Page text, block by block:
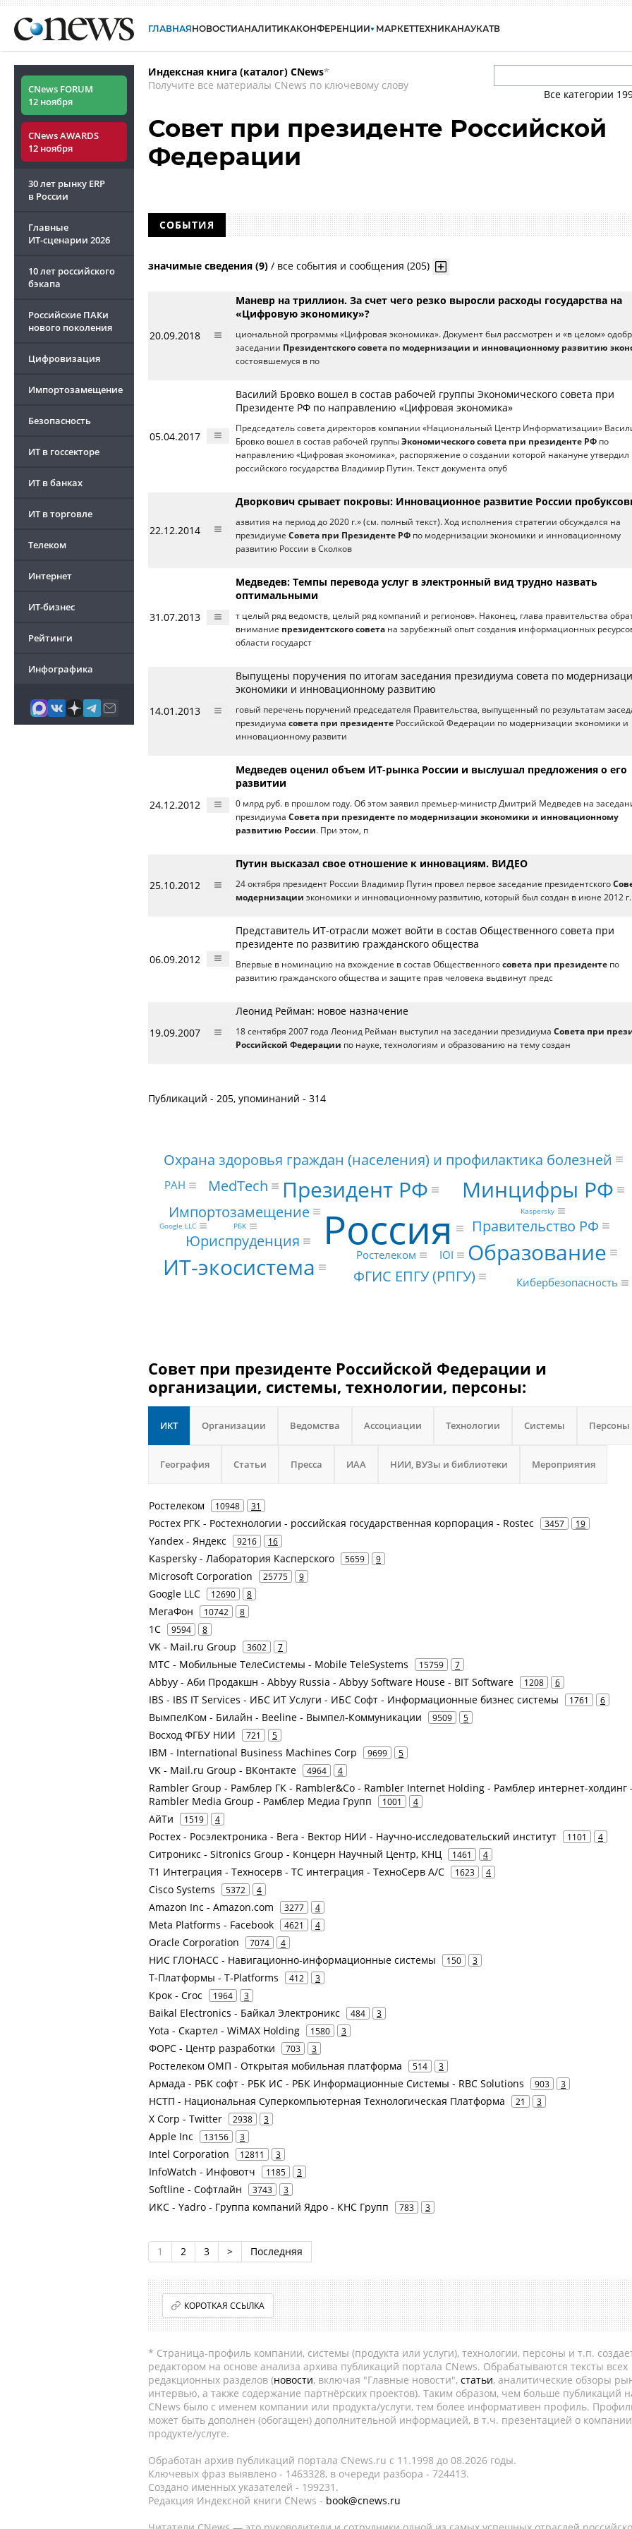
ГЛАВНАЯНОВОСТИАНАЛИТИКАКОНФЕРЕНЦИИ МАРКЕТТЕХНИКАНАУКАТВ
CNews FORUM
12 ноября
CNews AWARDS
12 ноября
30 лет рынку ERP
в России
Главные
ИТ-сценарии 2026
10 лет российского
бэкапа
Российские ПАКи
нового поколения
Цифровизация
Импортозамещение
Безопасность
ИТ в госсекторе
ИТ в банках
ИТ в торговле
Телеком
Интернет
ИТ-бизнес
Рейтинги
Инфографика
Индексная книга (каталог) CNews*
Получите все материалы CNews по ключевому слову
Все категории
Совет при президенте Российской
Федерации
СОБЫТИЯ
значимые сведения (9) / все события и сообщения (205)
20.09.2018
Маневр на триллион. За счет чего резко выросли расходы государства на
«Цифровую экономику»?
циональной программы «Цифровая экономика». Документ был рассмотрен и «в целом»
заседании Президентского совета по модернизации и инновационному развитию
состоявшемуся в по
05.04.2017
Василий Бровко вошел в состав рабочей группы Экономического совета при
Президенте РФ по направлению «Цифровая экономика»
Председатель совета директоров компании «Национальный Центр Информатизации»
Бровко вошел в состав рабочей группы Экономического совета при президенте РФ по
направлению «Цифровая экономика», распоряжение о создании которой накануне утвердил
российского государства Владимир Путин. Текст документа опуб
22.12.2014
Дворкович срывает покровы: Инновационное развитие России
азвития на период до 2020 г.» (см. полный текст). Ход исполнения стратегии обсуждался на
президиуме Совета при Президенте РФ по модернизации экономики и инновационному
развитию России в Сколков
31.07.2013
Медведев: Темпы перевода услуг в электронный вид трудно назвать
оптимальными
т целый ряд ведомств, целый ряд компаний и регионов». Наконец, глава правительства
внимание президентского совета на зарубежный опыт создания информационных
области государст
14.01.2013
Выпущены поручения по итогам заседания президиума совета по
экономики и инновационному развитию
говый перечень поручений председателя Правительства, выпущенный по результатам
президиума совета при президенте Российской Федерации по модернизации экономики и
инновационному развити
24.12.2012
Медведев оценил объем ИТ-рынка России и выслушал предложения о его
развитии
0 млрд руб. в прошлом году. Об этом заявил премьер-министр Дмитрий Медведев на
президиума Совета при президенте по модернизации экономики и инновационному
развитию России. При этом, п
25.10.2012
Путин высказал свое отношение к инновациям. ВИДЕО
24 октября президент России Владимир Путин провел первое заседание президентского
модернизации экономики и инновационному развитию, который был создан в июне 2012 г.
06.09.2012
Представитель ИТ-отрасли может войти в состав Общественного совета при
президенте по развитию гражданского общества
Впервые в номинацию на вхождение в состав Общественного совета при президенте по
развитию гражданского общества и защите прав человека выдвинут предс
19.09.2007
Леонид Рейман: новое назначение
18 сентября 2007 года Леонид Рейман выступил на заседании президиума Совета при
Российской Федерации по науке, технологиям и образованию на тему создан
Публикаций - 205, упоминаний - 314
Россия
Минцифры РФ
Президент РФ
Образование
ИТ-экосистема
Правительство РФ
Импортозамещение
Юриспруденция
MedTech
ФГИС ЕПГУ (РПГУ)
Охрана здоровья граждан (населения) и профилактика болезней
Кибербезопасность
Ростелеком IOI
РАН
Kaspersky
РБК
Google LLC
Совет при президенте Российской Федерации и
организации, системы, технологии, персоны:
ИКТ Организации Ведомства Ассоциации Технологии Системы Персоны
География Статьи Пресса ИАА НИИ, ВУЗы и библиотеки Мероприятия
Ростелеком 10948 31
Ростех РГК - Ростехнологии - российская государственная корпорация - Rostec 3457 19
Yandex - Яндекс 9216 16
Kaspersky - Лаборатория Касперского 5659 9
Microsoft Corporation 25775 9
Google LLC 12690 8
МегаФон 10742 8
1С 9594 8
VK - Mail.ru Group 3602 7
МТС - Мобильные ТелеСистемы - Mobile TeleSystems 15759 7
Abbyy - Аби Продакшн - Abbyy Russia - Abbyy Software House - BIT Software 1208 6
IBS - IBS IT Services - ИБС ИТ Услуги - ИБС Софт - Информационные бизнес системы 1761 6
ВымпелКом - Билайн - Beeline - Вымпел-Коммуникации 9509 5
Восход ФГБУ НИИ 721 5
IBM - International Business Machines Corp 9699 5
VK - Mail.ru Group - ВКонтакте 4964 4
Rambler Group - Рамблер ГК - Rambler&Co - Rambler Internet Holding - Рамблер интернет-холдинг
Rambler Media Group - Рамблер Медиа Групп
1001 4
АйТи 1519 4
Ростех - Росэлектроника - Вега - Вектор НИИ - Научно-исследовательский институт 1101 4
Ситроникс - Sitronics Group - Концерн Научный Центр, КНЦ 1461 4
Т1 Интеграция - Техносерв - ТС интеграция - ТехноСерв А/С 1623 4
Cisco Systems 5372 4
Amazon Inc - Amazon.com 3277 4
Meta Platforms - Facebook 4621 4
Oracle Corporation 7074 4
НИС ГЛОНАСС - Навигационно-информационные системы 150 3
Т-Платформы - T-Platforms 412 3
Крок - Croc 1964 3
Baikal Electronics - Байкал Электроникс 484 3
Yota - Скартел - WiMAX Holding 1580 3
ФОРС - Центр разработки 703 3
Ростелеком ОМП - Открытая мобильная платформа 514 3
Армада - РБК софт - РБК ИС - РБК Информационные Системы - RBC Solutions 903 3
НСТП - Национальная Суперкомпьютерная Технологическая Платформа 21 3
X Corp - Twitter 2938 3
Apple Inc 13156 3
Intel Corporation 12811 3
InfoWatch - Инфовотч 1185 3
Softline - Софтлайн 3743 3
ИКС - Yadro - Группа компаний Ядро - КНС Групп 783 3
1 2 3 > Последняя
КОРОТКАЯ ССЫЛКА
* Страница-профиль компании, системы (продукта или услуги), технологии, персоны и т.п.
редактором на основе анализа архива публикаций портала CNews. Обрабатываются тексты всех
редакционных разделов (новости, включая "Главные новости", статьи, аналитические обзоры
интервью, а также содержание партнёрских проектов). Таким образом, чем больше публикаций
CNews было с именем компании или продукта/услуги, тем более информативен профиль.
может быть дополнен (обогащен) дополнительной информацией, в т.ч. презентацией о
продукте/услуге.
Обработан архив публикаций портала CNews.ru c 11.1998 до 08.2026 годы.
Ключевых фраз выявлено - 1463328, в очереди разбора - 724413.
Создано именных указателей - 199231.
Редакция Индексной книги CNews - book@cnews.ru